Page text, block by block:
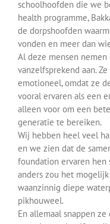
schoolhoofden die we
health programme,
de dorpshoofden
vonden en meer dan
Al deze mensen
vanzelfsprekend aan.
emotioneel, omdat ze
vooral ervaren als een
alleen voor om een
generatie te bereiken.
Wij hebben heel veel
en we zien dat de
foundation ervaren hen
anders zou het
waanzinnig diepe
pikhouweel.
En allemaal snappen